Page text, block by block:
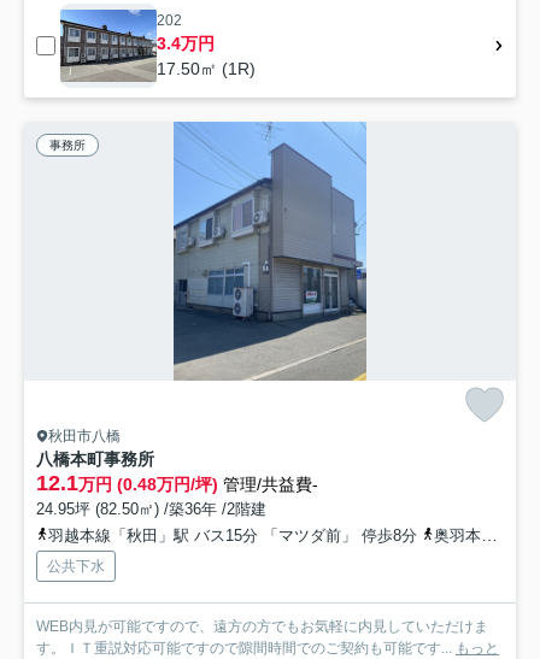
202
3.4万円
17.50㎡ (1R)
事務所
秋田市八橋
八橋本町事務所
12.1万円 (0.48万円/坪) 管理/共益費-
24.95坪 (82.50㎡) /築36年 /2階建
羽越本線「秋田」駅 バス15分 「マツダ前」 停歩8分
奥羽本線「泉外旭川」駅 徒歩25分
公共下水
WEB内見が可能ですので、遠方の方でもお気軽に内見していただけま
す。ＩＴ重説対応可能ですので隙間時間でのご契約も可能です... もっと